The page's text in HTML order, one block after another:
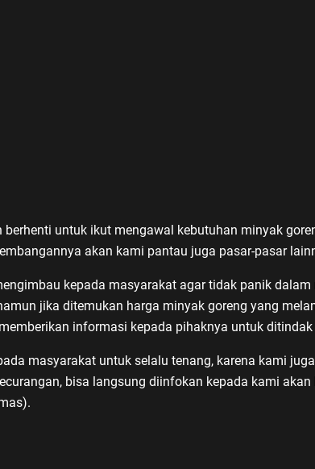
berhenti untuk ikut mengawal kebutuhan minyak
akan kami pantau juga pasar-pasar
kepada masyarakat agar tidak panik
jika ditemukan harga minyak goreng yang
informasi kepada pihaknya untuk
masyarakat untuk selalu tenang, karena kami
bisa langsung diinfokan kepada kami akan